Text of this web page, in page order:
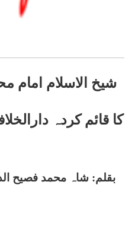
شیخ الاسلام امام
کا قائم کردہ
بقلم: شاہ محمد فصیح